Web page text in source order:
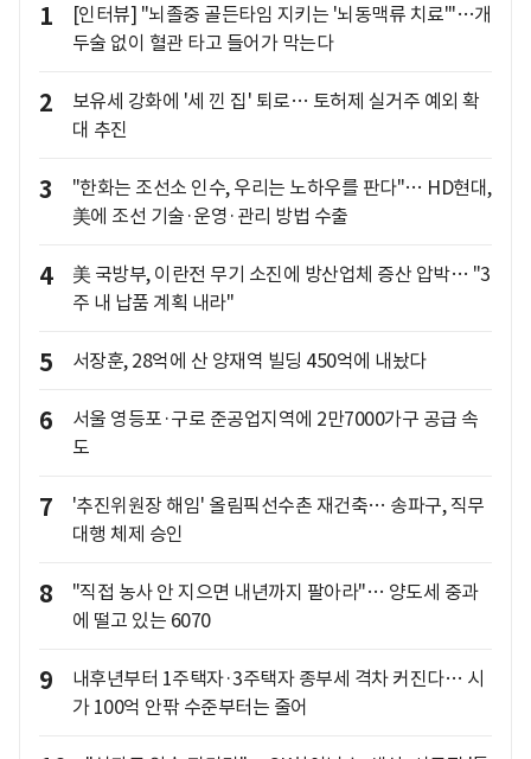
1
[인터뷰] "뇌졸중 골든타임 지키는 '뇌동맥류 치료'"…개
두술 없이 혈관 타고 들어가 막는다
2
보유세 강화에 '세 낀 집' 퇴로… 토허제 실거주 예외 확
대 추진
3
"한화는 조선소 인수, 우리는 노하우를 판다"… HD현대,
美에 조선 기술·운영·관리 방법 수출
4
美 국방부, 이란전 무기 소진에 방산업체 증산 압박… "3
주 내 납품 계획 내라"
5 서장훈, 28억에 산 양재역 빌딩 450억에 내놨다
6
서울 영등포·구로 준공업지역에 2만7000가구 공급 속
도
7
'추진위원장 해임' 올림픽선수촌 재건축… 송파구, 직무
대행 체제 승인
8
"직접 농사 안 지으면 내년까지 팔아라"… 양도세 중과
에 떨고 있는 6070
9
내후년부터 1주택자·3주택자 종부세 격차 커진다… 시
가 100억 안팎 수준부터는 줄어